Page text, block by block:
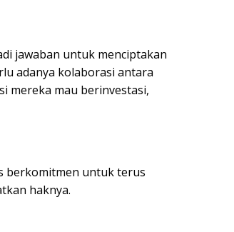
jawaban untuk menciptakan
adanya kolaborasi antara
mereka mau berinvestasi,
berkomitmen untuk terus
haknya.